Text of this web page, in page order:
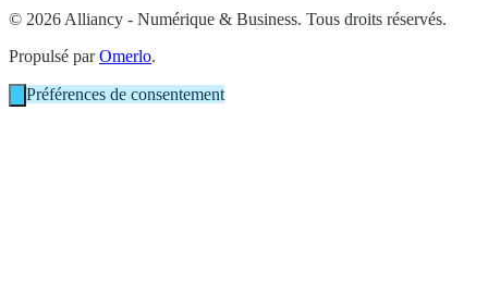
© 2026 Alliancy - Numérique & Business. Tous droits réservés.
Propulsé parOmerlo.
Préférences de consentement